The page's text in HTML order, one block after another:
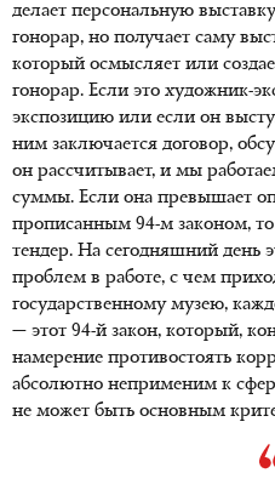
делает персональную
гонорар, но получает саму
который осмысляет или
гонорар. Если это художник-
экспозицию или если он
ним заключается договор,
он рассчитывает, и мы
суммы. Если она превышает
прописанным 94-м законом,
тендер. На сегодняшний день
проблем в работе, с чем
государственному музею,
— этот 94-й закон, который,
намерение противостоять
абсолютно неприменим к
не может быть основным